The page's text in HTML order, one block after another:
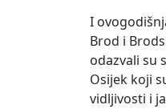
I
Brod i
odazvali su
Osijek koji
vidljivosti i